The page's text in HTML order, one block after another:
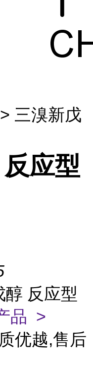
> 三溴新戊
应型
醇 反应型
品 >
优越,售后